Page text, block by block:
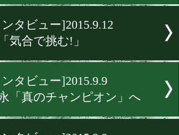
叩き上げの底力を見せる
[インタビュー]2015.9.15
大阪で衝撃を与える